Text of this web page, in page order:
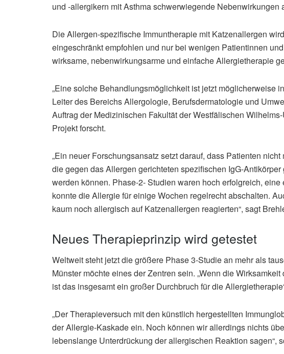
und -allergikern mit Asthma schwerwiegende Nebenwirkungen
Die Allergen-spezifische Immuntherapie mit Katzenallergen
eingeschränkt empfohlen und nur bei wenigen Patientinnen
wirksame, nebenwirkungsarme und einfache Allergietherapie
„Eine solche Behandlungsmöglichkeit ist jetzt möglicherweise
Leiter des Bereichs Allergologie, Berufsdermatologie und
Auftrag der Medizinischen Fakultät der Westfälischen
Projekt forscht.
„Ein neuer Forschungsansatz setzt darauf, dass Patienten
die gegen das Allergen gerichteten spezifischen IgG-
werden können. Phase-2- Studien waren hoch erfolgreich,
konnte die Allergie für einige Wochen regelrecht abschalten.
kaum noch allergisch auf Katzenallergen reagierten“, sagt
Neues Therapieprinzip wird getestet
Weltweit steht jetzt die größere Phase 3-Studie an mehr als
Münster möchte eines der Zentren sein. „Wenn die
ist das insgesamt ein großer Durchbruch für die
„Der Therapieversuch mit den künstlich hergestellten
der Allergie-Kaskade ein. Noch können wir allerdings nichts
lebenslange Unterdrückung der allergischen Reaktion sagen“,